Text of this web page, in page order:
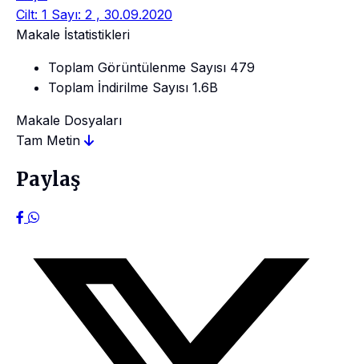
Cilt: 1 Sayı: 2 , 30.09.2020
Makale İstatistikleri
Toplam Görüntülenme Sayısı 479
Toplam İndirilme Sayısı 1.6B
Makale Dosyaları
Tam Metin
Paylaş